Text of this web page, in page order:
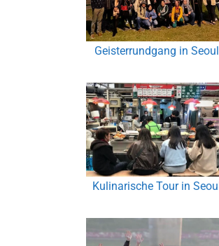
Geisterrundgang in Seoul
Kulinarische Tour in